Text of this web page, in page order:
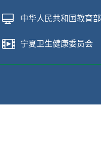
中华人民共和国教育部
宁夏卫生健康委员会